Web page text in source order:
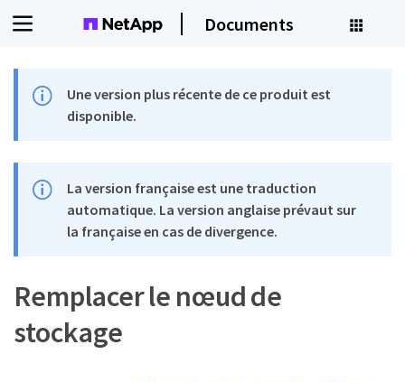
Documents
Une version plus récente de ce produit est
disponible.
La version française est une traduction
automatique. La version anglaise prévaut sur
la française en cas de divergence.
Remplacer le nœud de
stockage